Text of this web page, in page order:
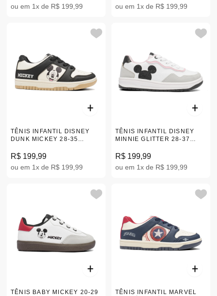
ou em 1x de R$ 199,99 ou em 1x de R$ 199,99
TÊNIS INFANTIL DISNEY
DUNK MICKEY 28-35
R$ 199,99
ou em 1x de R$ 199,99
TÊNIS INFANTIL DISNEY
MINNIE GLITTER 28-37
R$ 199,99
ou em 1x de R$ 199,99
TÊNIS BABY MICKEY 20-29
TÊNIS INFANTIL MARVEL